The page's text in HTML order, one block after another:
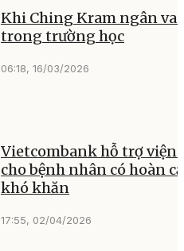
Khi Ching Kram ngân
trong trường học
06:18, 16/03/2026
Vietcombank hỗ trợ viện
cho bệnh nhân có hoàn
khó khăn
17:55, 02/04/2026